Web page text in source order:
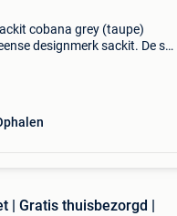
cobana grey (taupe)
designmerk sackit. De set
| Gratis thuisbezorgd |